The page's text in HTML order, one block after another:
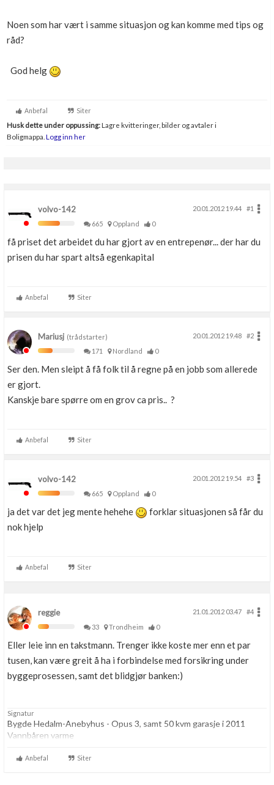
Noen som har vært i samme situasjon og kan komme med tips og
råd?
God helg
Anbefal Siter
Husk dette under oppussing:Lagre kvitteringer, bilder og avtaler i
Boligmappa. Logg inn her
volvo-142 20.01.2012 19.44
#1
665
Oppland 0
få priset det arbeidet du har gjort av en entrepenør... der har du
prisen du har spart altså egenkapital
Anbefal Siter
Mariusj (trådstarter) 20.01.2012 19.48
#2
171
Nordland 0
Ser den. Men sleipt å få folk til å regne på en jobb som allerede
er gjort.
Kanskje bare spørre om en grov ca pris.. ?
Anbefal Siter
volvo-142 20.01.2012 19.54
#3
665
Oppland 0
ja det var det jeg mente hehehe
forklar situasjonen så får du
nok hjelp
Anbefal Siter
reggie 21.01.2012 03.47
#4
33
Trondheim 0
Eller leie inn en takstmann. Trenger ikke koste mer enn et par
tusen, kan være greit å ha i forbindelse med forsikring under
byggeprosessen, samt det blidgjør banken:)
Signatur
Bygde Hedalm-Anebyhus - Opus 3, samt 50 kvm garasje i 2011
Vannbåren varme
Anbefal Siter